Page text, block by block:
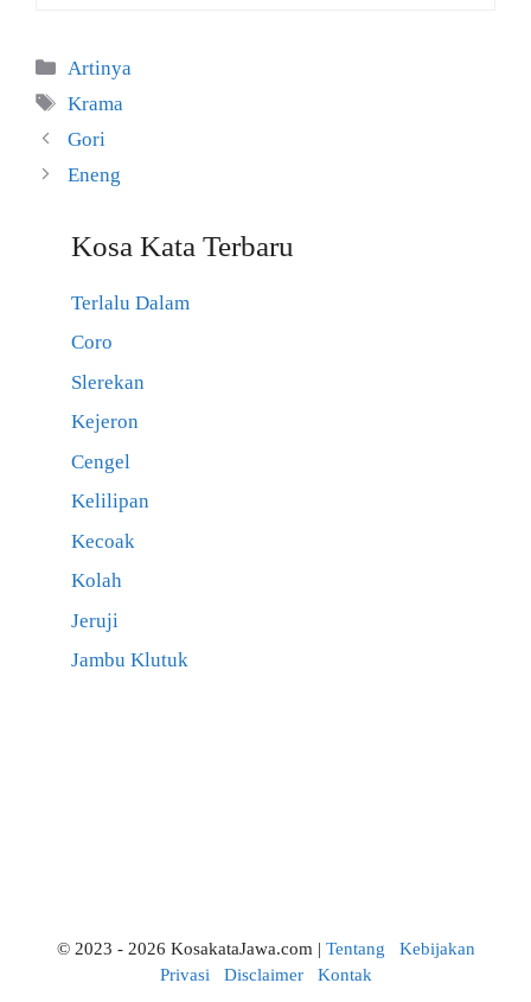
Kategori
Artinya
Tag
Krama
Gori
Eneng
Kosa Kata Terbaru
Terlalu Dalam
Coro
Slerekan
Kejeron
Cengel
Kelilipan
Kecoak
Kolah
Jeruji
Jambu Klutuk
© 2023 - 2026 KosakataJawa.com | Tentang
Kebijakan
Privasi
Disclaimer Kontak